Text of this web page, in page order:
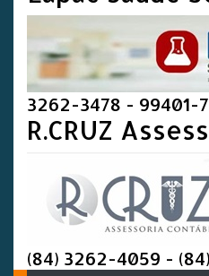
3262-3478 - 99401-
R.CRUZ
(84) 3262-4059 -